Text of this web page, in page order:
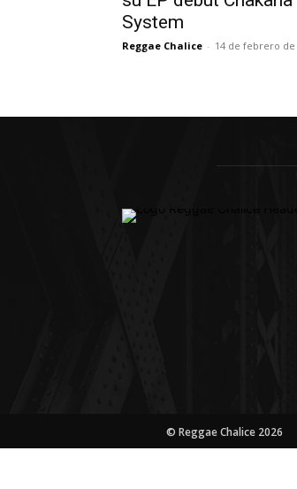
System
Reggae Chalice - 14 de febrero de
© Reggae Chalice 2026